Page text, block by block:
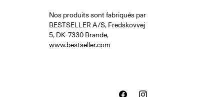
Nos produits sont fabriqués par
BESTSELLER A/S, Fredskovvej
5, DK-7330 Brande,
www.bestseller.com